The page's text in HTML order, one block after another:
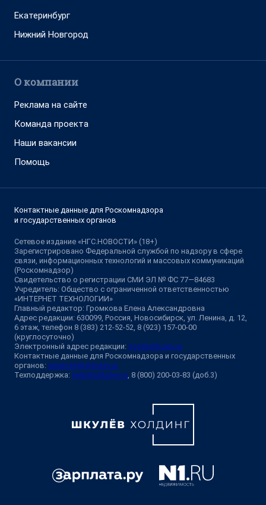
Екатеринбург
Нижний Новгород
О компании
Реклама на сайте
Команда проекта
Наши вакансии
Помощь
Контактные данные для Роскомнадзора
и государственных органов
Сетевое издание «НГС.НОВОСТИ» (18+)
Зарегистрировано Федеральной службой по надзору в сфере
связи, информационных технологий и массовых коммуникаций
(Роскомнадзор)
Свидетельство о регистрации СМИ ЭЛ № ФС 77—84683
Учредитель: Общество с ограниченной ответственностью
«ИНТЕРНЕТ ТЕХНОЛОГИИ»
Главный редактор: Громкова Елена Александровна
Адрес редакции: 630099, Россия, Новосибирск, ул. Ленина, д. 12,
6 этаж, телефон 8 (383) 212-52-52, 8 (923) 157-00-00
(круглосуточно)
Электронный адрес редакции: ngs@shkulev.ru
Контактные данные для Роскомнадзора и государственных
органов: juristnsk@shkulev.ru
Техподдержка: help@shkulev.ru, 8 (800) 200-03-83 (доб.3)